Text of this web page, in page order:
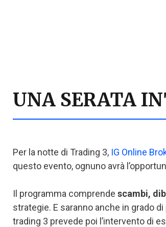
UNA SERATA
Per la notte di Trading 3, IG Online
questo evento, ognuno avrà
Il programma comprende scambi,
strategie. E saranno anche in grado
trading 3 prevede poi l’intervento di